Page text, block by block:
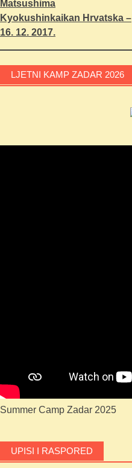
Navigacija
objava
Matsushima
Kyokushinkaikan Hrvatska –
16. 12. 2017.
LJETNI KAMP ZADAR 2026
Summer Camp Zadar 2025
UPISI I RASPORED